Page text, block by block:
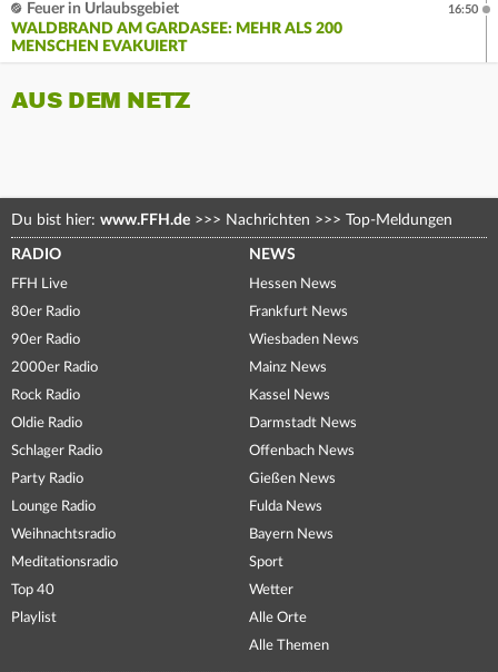
Feuer in Urlaubsgebiet
WALDBRAND AM GARDASEE: MEHR ALS 200
MENSCHEN EVAKUIERT
16:50
AUS DEM NETZ
Du bist hier: www.FFH.de >>> Nachrichten >>> Top-Meldungen
RADIO
FFH Live
80er Radio
90er Radio
2000er Radio
Rock Radio
Oldie Radio
Schlager Radio
Party Radio
Lounge Radio
Weihnachtsradio
Meditationsradio
Top 40
Playlist
NEWS
Hessen News
Frankfurt News
Wiesbaden News
Mainz News
Kassel News
Darmstadt News
Offenbach News
Gießen News
Fulda News
Bayern News
Sport
Wetter
Alle Orte
Alle Themen